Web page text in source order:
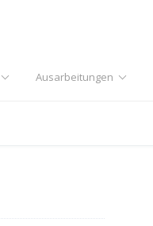
Ausarbeitungen